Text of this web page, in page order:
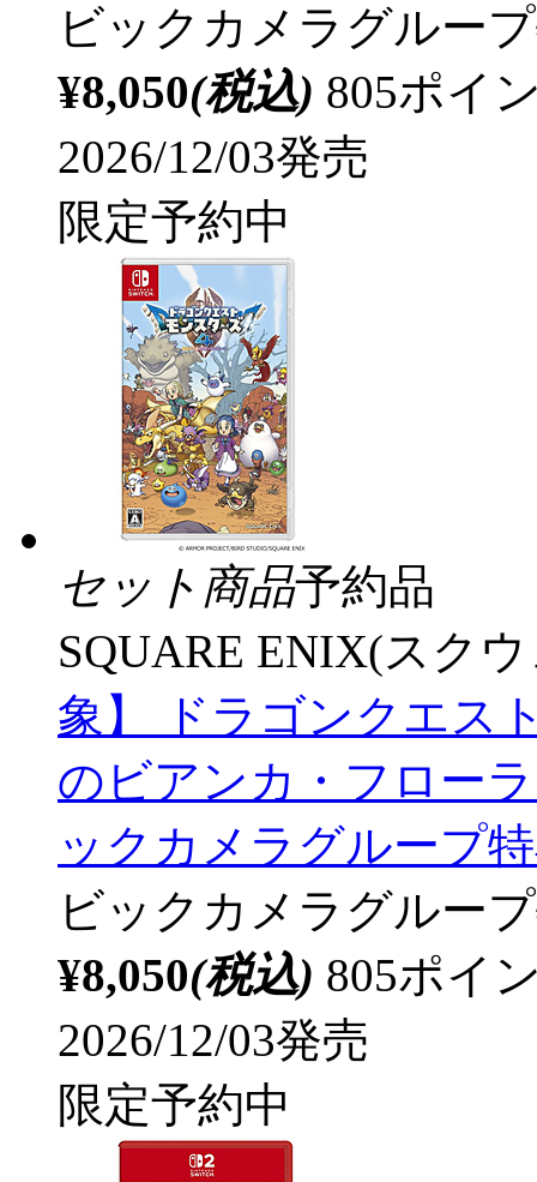
ビックカメラグルー
¥8,050(税込) 805ポイ
2026/12/03発売
限定予約中
セット商品予約品
SQUARE ENIX(スク
象】 ドラゴンクエス
のビアンカ・フロー
ックカメラグループ
ビックカメラグルー
¥8,050(税込) 805ポイ
2026/12/03発売
限定予約中